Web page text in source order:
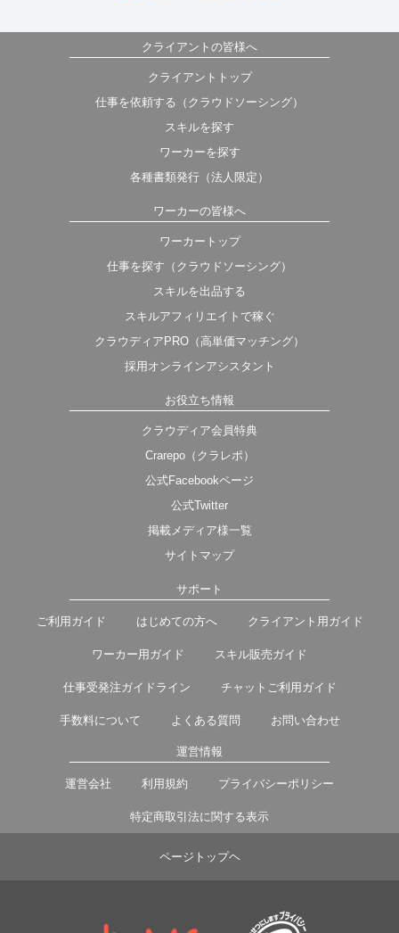
クライアントの皆様へ
クライアントトップ
仕事を依頼する（クラウドソーシング）
スキルを探す
ワーカーを探す
各種書類発行（法人限定）
ワーカーの皆様へ
ワーカートップ
仕事を探す（クラウドソーシング）
スキルを出品する
スキルアフィリエイトで稼ぐ
クラウディアPRO（高単価マッチング）
採用オンラインアシスタント
お役立ち情報
クラウディア会員特典
Crarepo（クラレポ）
公式Facebookページ
公式Twitter
掲載メディア様一覧
サイトマップ
サポート
ご利用ガイド はじめての方へ クライアント用ガイド
ワーカー用ガイド スキル販売ガイド
仕事受発注ガイドライン チャットご利用ガイド
手数料について よくある質問 お問い合わせ
運営情報
運営会社 利用規約 プライバシーポリシー
特定商取引法に関する表示
ページトップヘ